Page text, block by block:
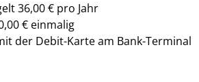
36,00 € pro Jahr
€ einmalig
der Debit-Karte am Bank-Terminal